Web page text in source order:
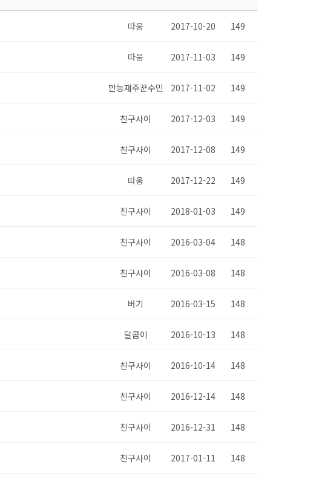
따웅 2017-10-20 149
따웅 2017-11-03 149
만능재주꾼수민 2017-11-02 149
친구사이 2017-12-03 149
친구사이 2017-12-08 149
따웅 2017-12-22 149
친구사이 2018-01-03 149
친구사이 2016-03-04 148
친구사이 2016-03-08 148
버기 2016-03-15 148
달콤이 2016-10-13 148
친구사이 2016-10-14 148
친구사이 2016-12-14 148
친구사이 2016-12-31 148
친구사이 2017-01-11 148